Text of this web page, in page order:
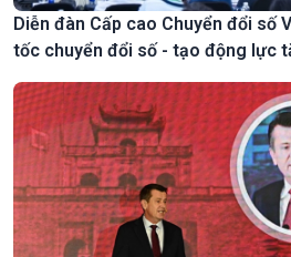
Diễn đàn Cấp cao Chuyển đổi số
tốc chuyển đổi số - tạo động lực